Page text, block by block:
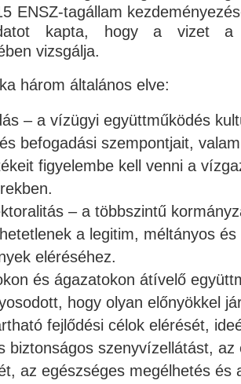
ENSZ-tagállam
kapta, hogy a vizet a
vizsgálja.
három általános elve:
– a vízügyi együttműködés
befogadási szempontjait,
figyelembe kell venni a
– a többszintű
a legitim, méltányos
eléréséhez.
és ágazatokon átívelő
hogy olyan előnyökkel
fejlődési célok elérését,
biztonságos szenyvízellátást, az
az egészséges megélhetés és